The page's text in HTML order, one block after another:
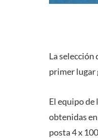
La
primer lugar
El equipo de
obtenidas
posta 4 x